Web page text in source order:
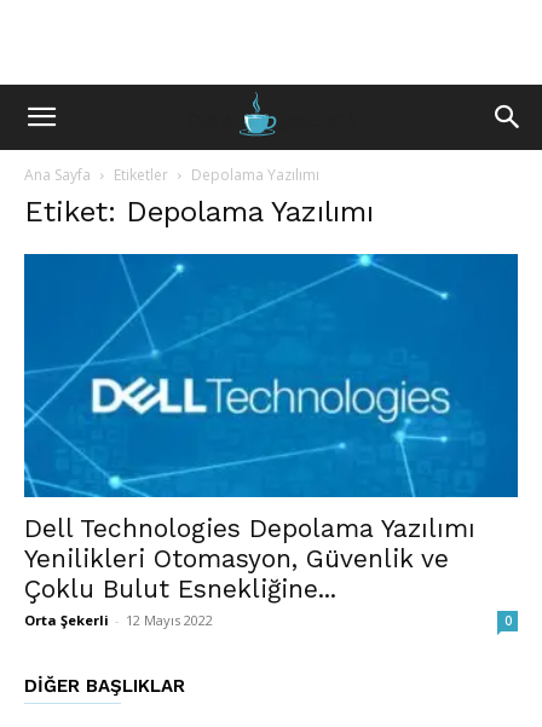
Ana Sayfa Etiketler Depolama Yazılımı
Etiket: Depolama Yazılımı
Dell Technologies Depolama Yazılımı
Yenilikleri Otomasyon, Güvenlik ve
Çoklu Bulut Esnekliğine...
Orta Şekerli - 12 Mayıs 2022 0
DIĞER BAŞLIKLAR